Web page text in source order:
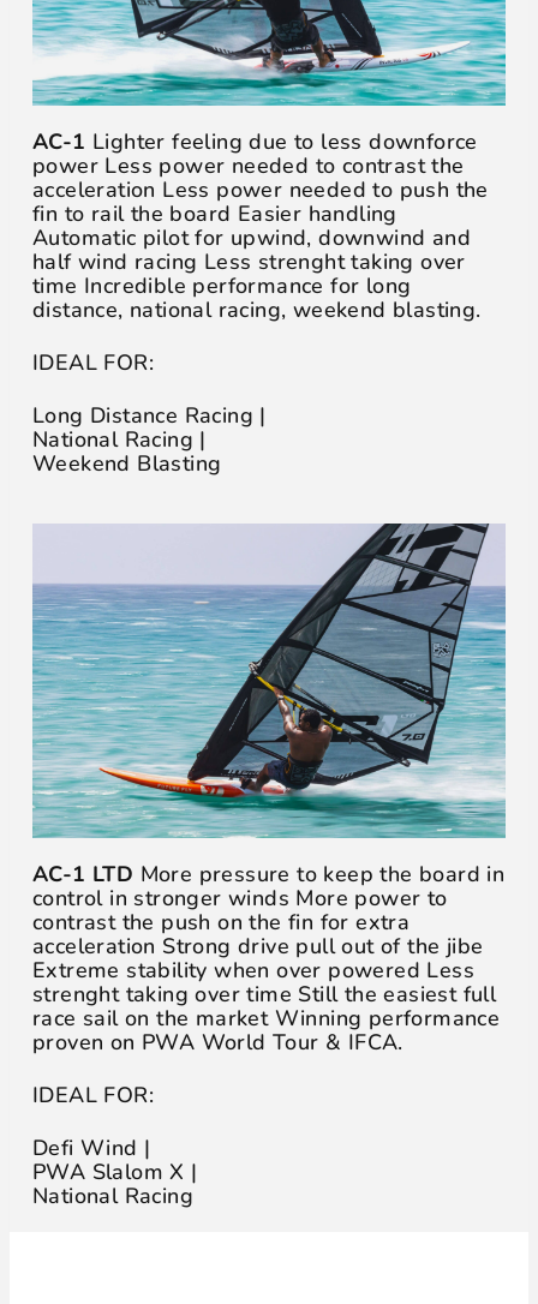
AC-1 Lighter feeling due to less downforce
power Less power needed to contrast the
acceleration Less power needed to push the
fin to rail the board Easier handling
Automatic pilot for upwind, downwind and
half wind racing Less strenght taking over
time Incredible performance for long
distance, national racing, weekend blasting.
IDEAL FOR:
Long Distance Racing |
National Racing |
Weekend Blasting
AC-1 LTD More pressure to keep the board in
control in stronger winds More power to
contrast the push on the fin for extra
acceleration Strong drive pull out of the jibe
Extreme stability when over powered Less
strenght taking over time Still the easiest full
race sail on the market Winning performance
proven on PWA World Tour & IFCA.
IDEAL FOR:
Defi Wind |
PWA Slalom X |
National Racing